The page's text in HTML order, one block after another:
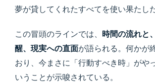
夢が貸してくれたすべてを使い果たし
この冒頭のラインでは、
時間の流れと
醒、現実への直面が語られる。何かが
おり、今まさに「行動すべき時」がや
いうことが示唆されている。